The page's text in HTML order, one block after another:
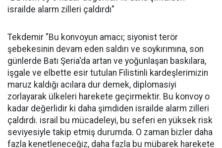
israilde alarm zilleri çaldırdı"
Tekdemir "Bu konvoyun amacı; siyonist terör
şebekesinin devam eden saldırı ve soykırımına, son
günlerde Batı Şeria'da artan ve yoğunlaşan baskılara,
işgale ve elbette esir tutulan Filistinli kardeşlerimizin
maruz kaldığı acılara dur demek, diplomasiyi
zorlayarak ülkeleri harekete geçirmektir. Bu konvoy o
kadar değerlidir ki daha şimdiden israilde alarm zilleri
çaldırdı. israil bu mücadeleyi, bu seferi en yüksek risk
seviyesiyle takip etmiş durumda. O zaman bizler daha
fazla kenetleneceğiz, daha fazla bu mübarek harekete